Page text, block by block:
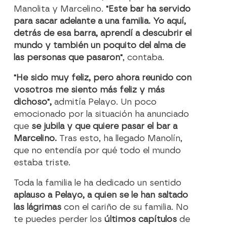
Manolita y Marcelino. "Este bar ha servido
para sacar adelante a una familia. Yo aquí,
detrás de esa barra, aprendí a descubrir el
mundo y también un poquito del alma de
las personas que pasaron", contaba.
"He sido muy feliz, pero ahora reunido con
vosotros me siento más feliz y más
dichoso",admitía Pelayo. Un poco
emocionado por la situación ha anunciado
que se jubila y que quiere pasar el bar a
Marcelino. Tras esto, ha llegado Manolín,
que no entendía por qué todo el mundo
estaba triste.
Toda la familia le ha dedicado un sentido
aplauso a Pelayo, a quien se le han saltado
las lágrimascon el cariño de su familia. No
te puedes perder losúltimos capítulosde